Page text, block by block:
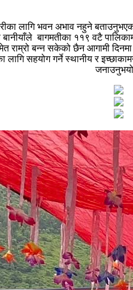
लागि भवन अभाव नहुने
बानीयाँले बागमतीका ११९ वटै
बन्न सकेको छैन आगामी
सहयोग गर्ने स्थानीय र